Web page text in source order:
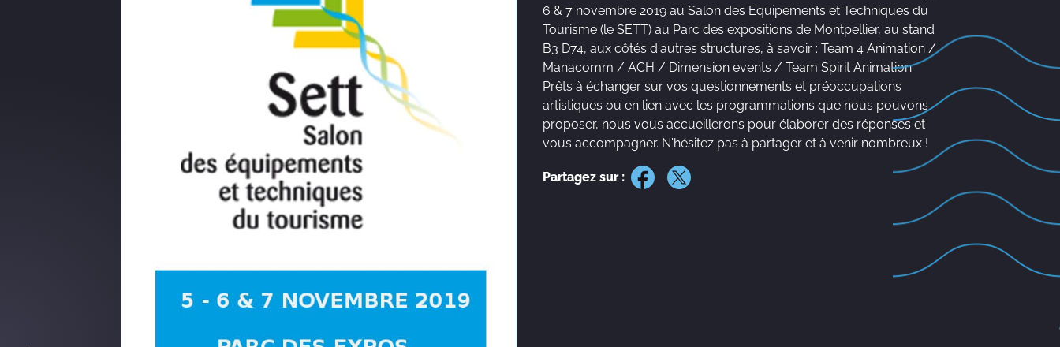
6 & 7 novembre 2019 au Salon des Equipements et Techniques du
Tourisme (le SETT) au Parc des expositions de Montpellier, au stand
B3 D74, aux côtés d'autres structures, à savoir : Team 4 Animation /
Manacomm / ACH / Dimension events / Team Spirit Animation.
Prêts à échanger sur vos questionnements et préoccupations
artistiques ou en lien avec les programmations que nous pouvons
proposer, nous vous accueillerons pour élaborer des réponses et
vous accompagner. N'hésitez pas à partager et à venir nombreux !
Partagez sur :